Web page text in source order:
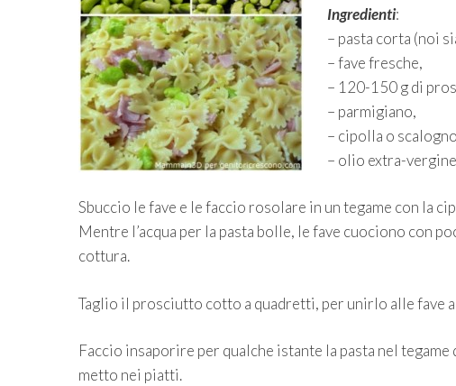
Ingredienti:
– pasta corta (noi
– fave fresche,
– 120-150 g di
– parmigiano,
– cipolla o
– olio extra-
Sbuccio le fave e le faccio rosolare in un tegame con la
Mentre l’acqua per la pasta bolle, le fave cuociono con
cottura.
Taglio il prosciutto cotto a quadretti, per unirlo alle fave
Faccio insaporire per qualche istante la pasta nel
metto nei piatti.